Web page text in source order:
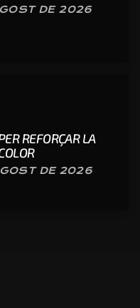
DE 2026
REFORÇAR LA
DE 2026